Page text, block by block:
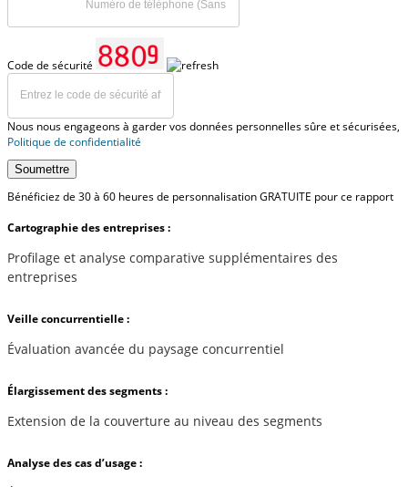
Code de sécurité
Nous nous engageons à garder vos données personnelles sûre et sécurisées,
Politique de confidentialité
Soumettre
Bénéficiez de 30 à 60 heures de personnalisation GRATUITE pour ce rapport
Cartographie des entreprises :
Profilage et analyse comparative supplémentaires des
entreprises
Veille concurrentielle :
Évaluation avancée du paysage concurrentiel
Élargissement des segments :
Extension de la couverture au niveau des segments
Analyse des cas d’usage :